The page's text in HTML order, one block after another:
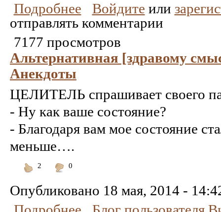
Подробнее
Войдите или
отправлять комментарии
7177 просмотров
Альтернативная [здравому
Анекдоты
ЦЕЛИТЕЛЬ спрашивает своего
- Ну как ваше состояние?
- Благодаря вам мое состояние
меньше….
2
0
Опубликовано 18 мая, 2014 -